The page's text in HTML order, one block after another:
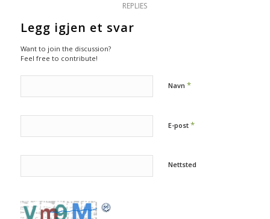
REPLIES
Legg igjen et svar
Want to join the discussion?
Feel free to contribute!
Navn *
E-post *
Nettsted